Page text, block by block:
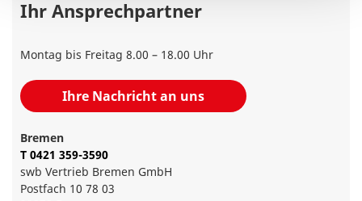
Ihr Ansprechpartner
Montag bis Freitag 8.00 – 18.00 Uhr
Ihre Nachricht an uns
Bremen
T 0421 359-3590
swb Vertrieb Bremen GmbH
Postfach 10 78 03